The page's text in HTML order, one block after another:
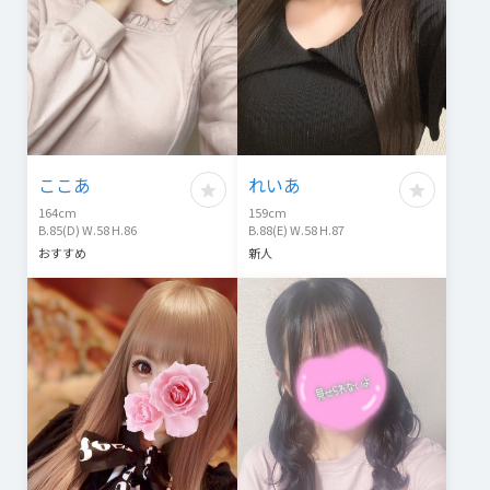
ここあ
164cm
B.85(D) W.58 H.86
おすすめ
れいあ
159cm
B.88(E) W.58 H.87
新人